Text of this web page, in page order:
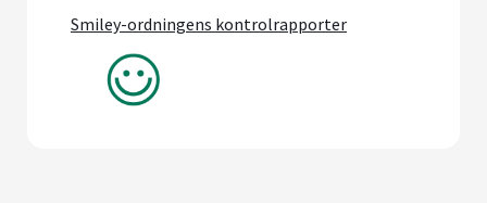
Smiley-ordningens kontrolrapporter